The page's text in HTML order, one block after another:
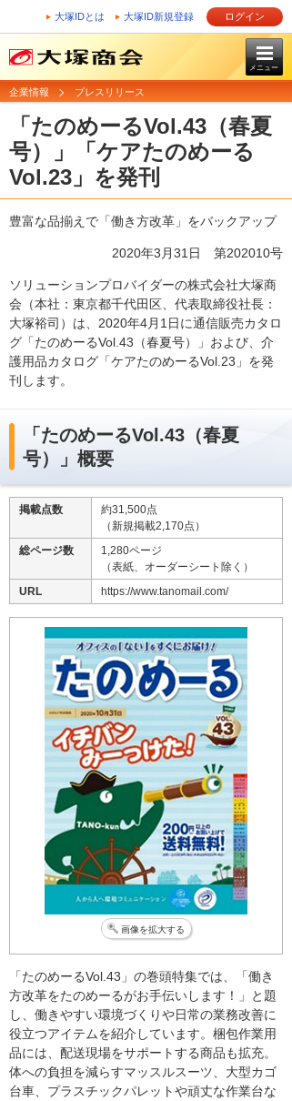
大塚IDとは 大塚ID新規登録 ログイン
メニュー
企業情報 プレスリリース
「たのめーるVol.43（春夏
号）」「ケアたのめーる
Vol.23」を発刊
豊富な品揃えで「働き方改革」をバックアップ
2020年3月31日 第202010号
ソリューションプロバイダーの株式会社大塚商
会（本社：東京都千代田区、代表取締役社長：
大塚裕司）は、2020年4月1日に通信販売カタロ
グ「たのめーるVol.43（春夏号）」および、介
護用品カタログ「ケアたのめーるVol.23」を発
刊します。
「たのめーるVol.43（春夏
号）」概要
掲載点数
約31,500点
（新規掲載2,170点）
総ページ数
1,280ページ
（表紙、オーダーシート除く）
URL
https://www.tanomail.com/
画像を拡大する
「たのめーるVol.43」の巻頭特集では、「働き
方改革をたのめーるがお手伝いします！」と題
し、働きやすい環境づくりや日常の業務改善に
役立つアイテムを紹介しています。梱包作業用
品には、配送現場をサポートする商品も拡充。
体への負担を減らすマッスルスーツ、大型カゴ
台車、プラスチックパレットや頑丈な作業台な